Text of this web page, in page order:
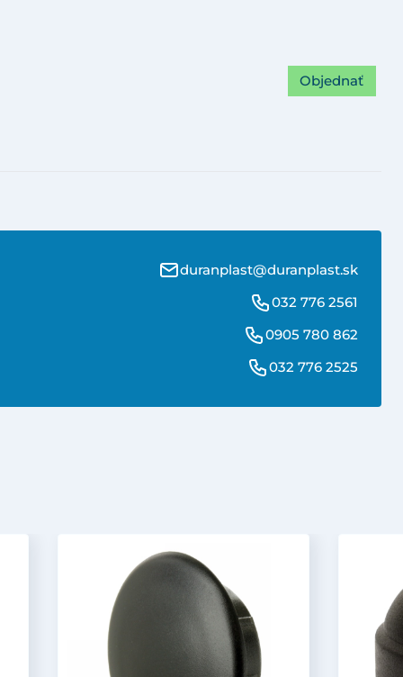
Objednať
duranplast@duranplast.sk
032 776 2561
0905 780 862
032 776 2525